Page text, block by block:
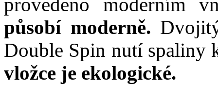
provedeno moderním
působí moderně.
Double Spin nutí spaliny
vložce je ekologické.